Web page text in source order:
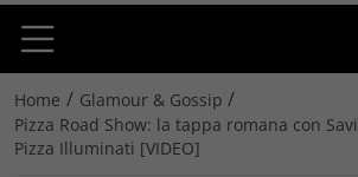
Home / Glamour & Gossip /
Pizza Road Show: la tappa romana con
Pizza Illuminati [VIDEO]